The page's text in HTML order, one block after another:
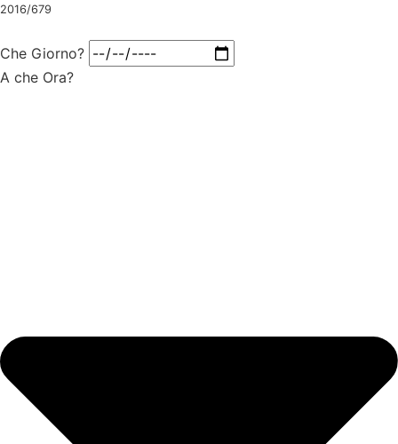
2016/679
Che Giorno?
A che Ora?